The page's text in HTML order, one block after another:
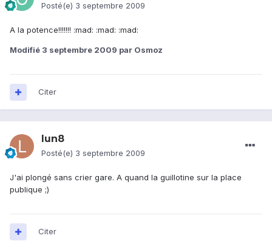
Posté(e) 3 septembre 2009
A la potence!!!!!!! :mad: :mad: :mad:
Modifié 3 septembre 2009 par Osmoz
Citer
lun8
Posté(e) 3 septembre 2009
J'ai plongé sans crier gare. A quand la guillotine sur la place
publique ;)
Citer